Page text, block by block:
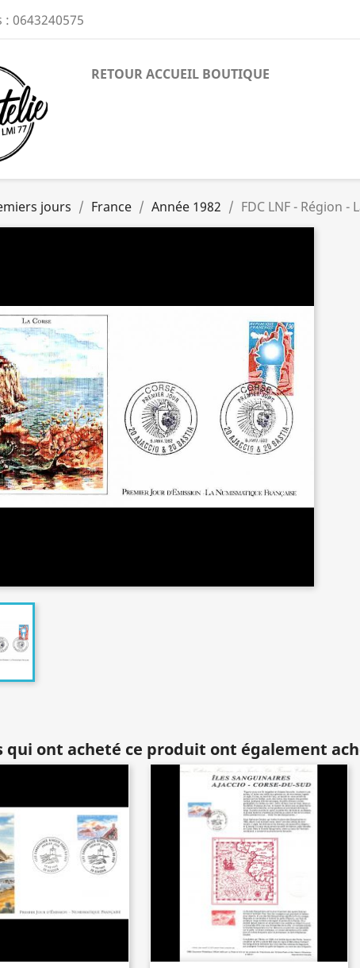
: 0643240575
RETOUR ACCUEIL BOUTIQUE
jours France Année 1982 FDC LNF - Région
qui ont acheté ce produit ont également